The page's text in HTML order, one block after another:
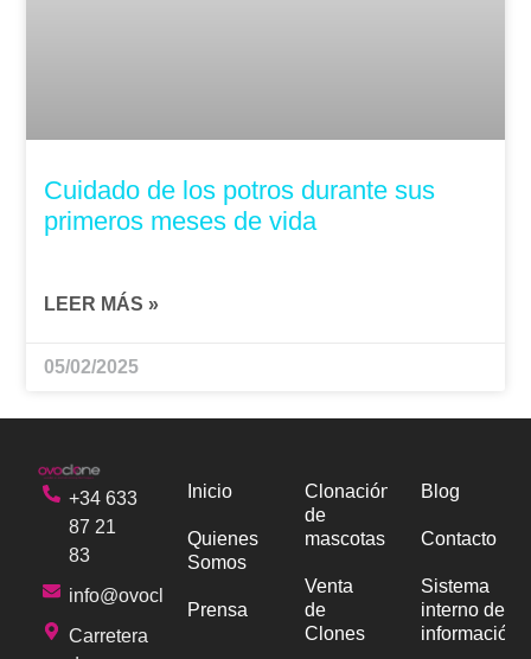
Cuidado de los potros durante sus
primeros meses de vida
LEER MÁS »
05/02/2025
+34 633
87 21
83
info@ovoclone.com
Carretera
Inicio
Quienes
Somos
Prensa
Clonación
de
mascotas
Venta
de
Clones
Blog
Contacto
Sistema
interno de
información